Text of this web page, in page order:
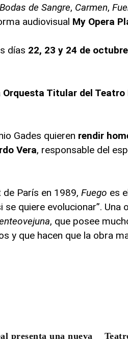
Bodas de Sangre, Carmen,
audiovisual My Opera
días 22, 23 y 24 de octubre
Orquesta Titular del Teatro
Gades quieren rendir
Vera, responsable del
de París en 1989,Fuego es
se quiere evolucionar”.
, que posee
y que hacen que la obra
presenta una nueva